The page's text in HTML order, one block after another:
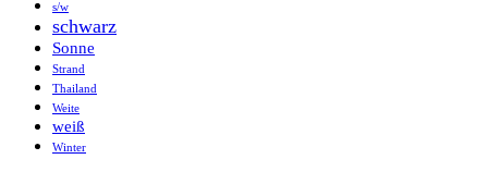
s/w
schwarz
Sonne
Strand
Thailand
Weite
weiß
Winter